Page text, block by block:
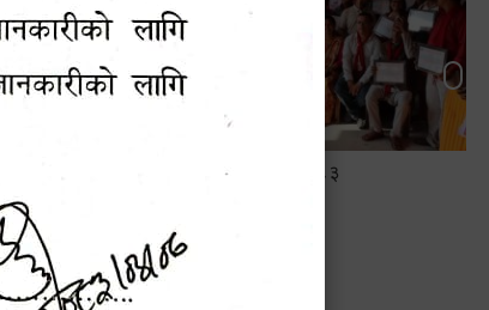
सामाजिक सुरक्षा तथा घटना दर्ता सम्बन्धी